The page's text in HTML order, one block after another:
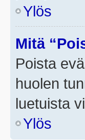
Ylös
Mitä
Poista
huolen
luetuista
Ylös